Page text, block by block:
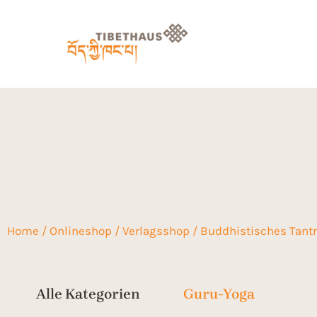
Home / Onlineshop / Verlagsshop / Buddhistisches
Alle Kategorien Guru-Yoga